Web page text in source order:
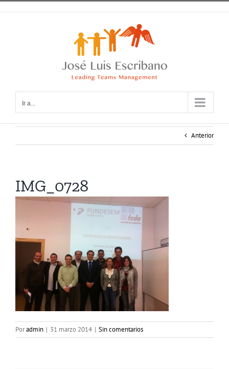
Saltar
al
Ir a...
Anterior
IMG_0728
Poradmin | 31 marzo 2014 | Sin comentarios